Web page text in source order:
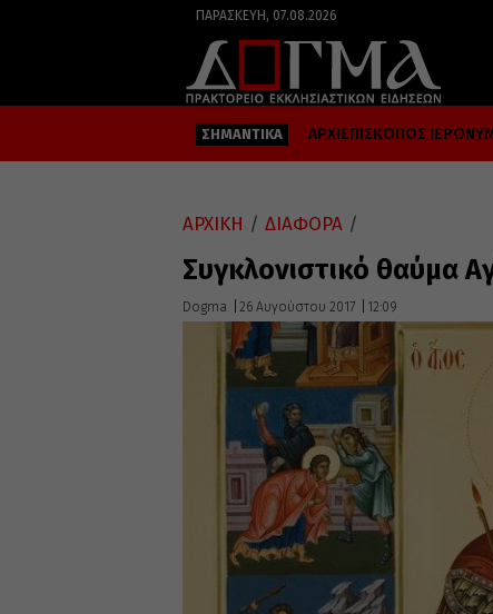
ΠΑΡΑΣΚΕΥΉ, 07.08.2026
ΣΗΜΑΝΤΙΚΑ ΑΡΧΙΕΠΙΣΚΟΠΟΣ
ΑΡΧΙΚΗ / ΔΙΑΦΟΡΑ /
Συγκλονιστικό θαύμα
Dogma 26 Αυγούστου 2017 12:09